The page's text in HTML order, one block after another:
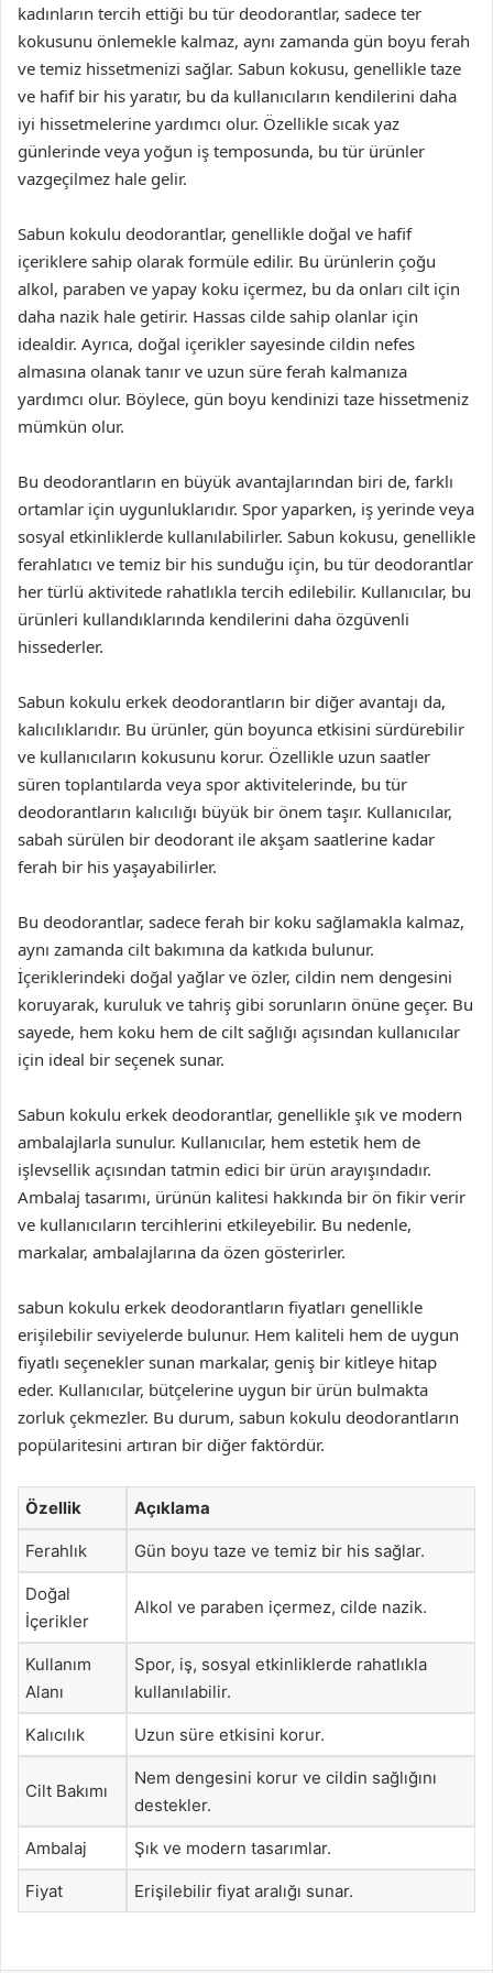
kadınların tercih ettiği bu tür deodorantlar, sadece ter
kokusunu önlemekle kalmaz, aynı zamanda gün boyu ferah
ve temiz hissetmenizi sağlar. Sabun kokusu, genellikle taze
ve hafif bir his yaratır, bu da kullanıcıların kendilerini daha
iyi hissetmelerine yardımcı olur. Özellikle sıcak yaz
günlerinde veya yoğun iş temposunda, bu tür ürünler
vazgeçilmez hale gelir.
Sabun kokulu deodorantlar, genellikle doğal ve hafif
içeriklere sahip olarak formüle edilir. Bu ürünlerin çoğu
alkol, paraben ve yapay koku içermez, bu da onları cilt için
daha nazik hale getirir. Hassas cilde sahip olanlar için
idealdir. Ayrıca, doğal içerikler sayesinde cildin nefes
almasına olanak tanır ve uzun süre ferah kalmanıza
yardımcı olur. Böylece, gün boyu kendinizi taze hissetmeniz
mümkün olur.
Bu deodorantların en büyük avantajlarından biri de, farklı
ortamlar için uygunluklarıdır. Spor yaparken, iş yerinde veya
sosyal etkinliklerde kullanılabilirler. Sabun kokusu, genellikle
ferahlatıcı ve temiz bir his sunduğu için, bu tür deodorantlar
her türlü aktivitede rahatlıkla tercih edilebilir. Kullanıcılar, bu
ürünleri kullandıklarında kendilerini daha özgüvenli
hissederler.
Sabun kokulu erkek deodorantların bir diğer avantajı da,
kalıcılıklarıdır. Bu ürünler, gün boyunca etkisini sürdürebilir
ve kullanıcıların kokusunu korur. Özellikle uzun saatler
süren toplantılarda veya spor aktivitelerinde, bu tür
deodorantların kalıcılığı büyük bir önem taşır. Kullanıcılar,
sabah sürülen bir deodorant ile akşam saatlerine kadar
ferah bir his yaşayabilirler.
Bu deodorantlar, sadece ferah bir koku sağlamakla kalmaz,
aynı zamanda cilt bakımına da katkıda bulunur.
İçeriklerindeki doğal yağlar ve özler, cildin nem dengesini
koruyarak, kuruluk ve tahriş gibi sorunların önüne geçer. Bu
sayede, hem koku hem de cilt sağlığı açısından kullanıcılar
için ideal bir seçenek sunar.
Sabun kokulu erkek deodorantlar, genellikle şık ve modern
ambalajlarla sunulur. Kullanıcılar, hem estetik hem de
işlevsellik açısından tatmin edici bir ürün arayışındadır.
Ambalaj tasarımı, ürünün kalitesi hakkında bir ön fikir verir
ve kullanıcıların tercihlerini etkileyebilir. Bu nedenle,
markalar, ambalajlarına da özen gösterirler.
sabun kokulu erkek deodorantların fiyatları genellikle
erişilebilir seviyelerde bulunur. Hem kaliteli hem de uygun
fiyatlı seçenekler sunan markalar, geniş bir kitleye hitap
eder. Kullanıcılar, bütçelerine uygun bir ürün bulmakta
zorluk çekmezler. Bu durum, sabun kokulu deodorantların
popülaritesini artıran bir diğer faktördür.
Özellik Açıklama
Ferahlık Gün boyu taze ve temiz bir his sağlar.
Doğal
İçerikler
Alkol ve paraben içermez, cilde nazik.
Kullanım
Alanı
Spor, iş, sosyal etkinliklerde rahatlıkla
kullanılabilir.
Kalıcılık Uzun süre etkisini korur.
Cilt Bakımı
Nem dengesini korur ve cildin sağlığını
destekler.
Ambalaj Şık ve modern tasarımlar.
Fiyat Erişilebilir fiyat aralığı sunar.